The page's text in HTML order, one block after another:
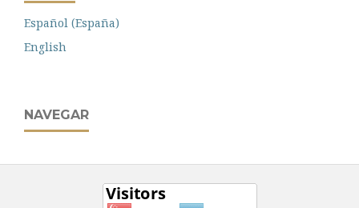
Español (España)
English
NAVEGAR